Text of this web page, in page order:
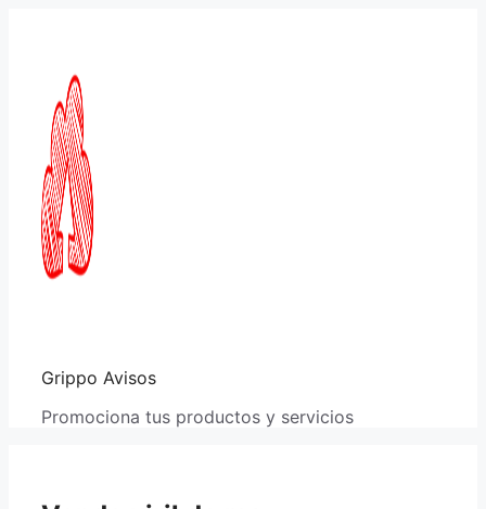
Grippo Avisos
Promociona tus productos y servicios